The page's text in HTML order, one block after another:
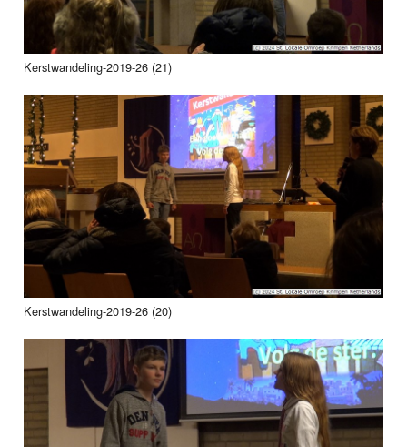
Kerstwandeling-2019-26 (21)
Kerstwandeling-2019-26 (20)